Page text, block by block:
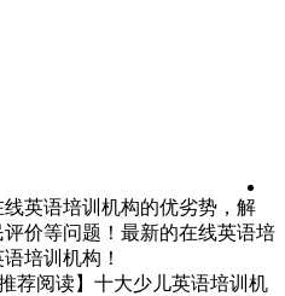
英语培训机构的优劣势，解
价等问题！最新的在线英语培
培训机构！
推荐阅读】十大少儿英语培训机